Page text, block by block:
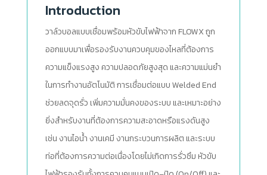
Introduction
วาล์วบอลแบบเชื่อมพร้อมหัวขับไฟฟ้าจาก FLOWX ถูก
ออกแบบมาเพื่อรองรับงานควบคุมของไหลที่ต้องการ
ความแข็งแรงสูง ความปลอดภัยสูงสุด และความแม่นยำ
ในการทำงานอัตโนมัติ การเชื่อมต่อแบบ Welded End
ช่วยลดจุดรั่ว เพิ่มความมั่นคงของระบบ และเหมาะอย่าง
ยิ่งสำหรับงานที่ต้องการความสะอาดหรือแรงดันสูง
เช่น งานไอน้ำ งานเคมี งานกระบวนการผลิต และระบบ
ท่อที่ต้องการความต่อเนื่องโดยไม่เกิดการรั่วซึม หัวขับ